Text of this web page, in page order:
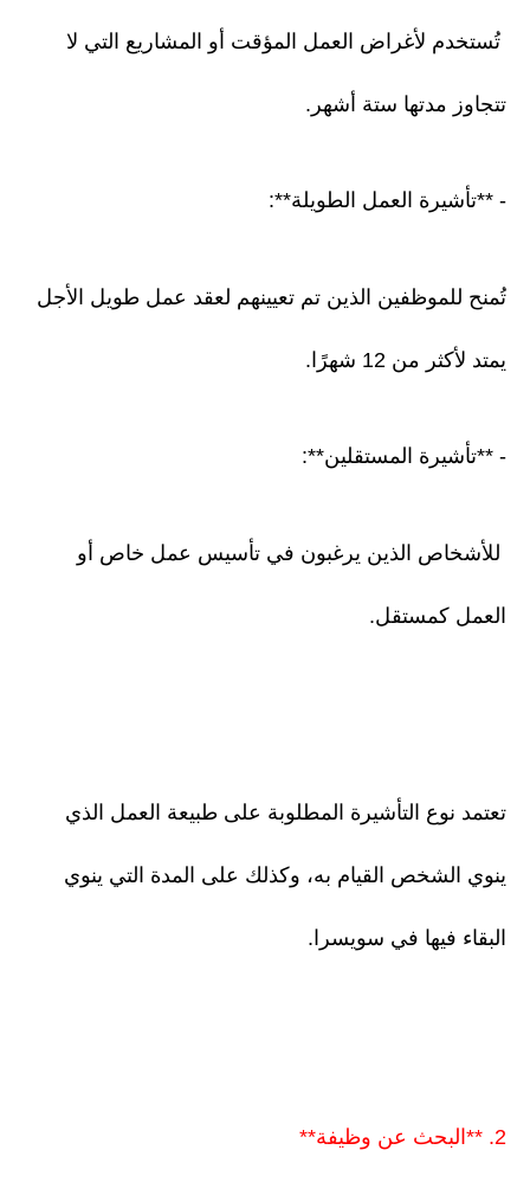
تُستخدم لأغراض العمل المؤقت أو المشاريع التي لا
تتجاوز مدتها ستة أشهر.
- **تأشيرة العمل الطويلة**:
تُمنح للموظفين الذين تم تعيينهم لعقد عمل طويل الأجل
يمتد لأكثر من 12 شهرًا.
- **تأشيرة المستقلين**:
للأشخاص الذين يرغبون في تأسيس عمل خاص أو
العمل كمستقل.
تعتمد نوع التأشيرة المطلوبة على طبيعة العمل الذي
ينوي الشخص القيام به، وكذلك على المدة التي ينوي
البقاء فيها في سويسرا.
2. **البحث عن وظيفة**